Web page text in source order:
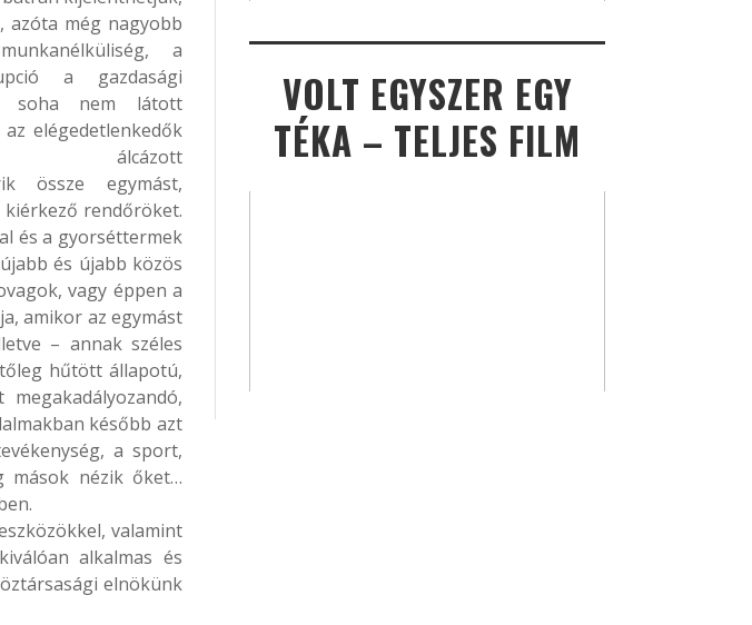
azóta még nagyobb
a
a gazdasági
soha nem látott
elégedetlenkedők
álcázott
össze egymást,
rendőröket.
és a gyorséttermek
és újabb közös
vagy éppen a
amikor az egymást
– annak széles
hűtött állapotú,
később azt
a sport,
mások nézik őket…
valamint
alkalmas és
elnökünk
VOLT EGYSZER EGY
TÉKA – TELJES FILM